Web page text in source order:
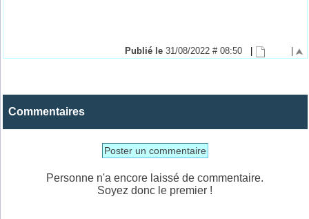
Publié le 31/08/2022 # 08:50
Commentaires
Poster un commentaire
Personne n'a encore laissé de commentaire.
Soyez donc le premier !